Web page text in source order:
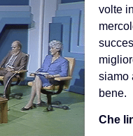
volte
siamo
bene.
Che